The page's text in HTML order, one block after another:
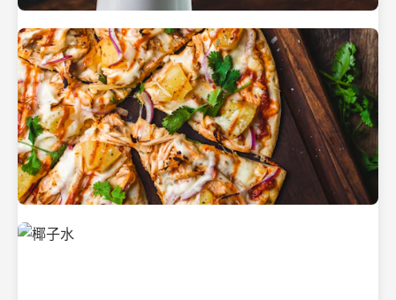
热带海滩上的椰子树
新鲜采摘的椰子